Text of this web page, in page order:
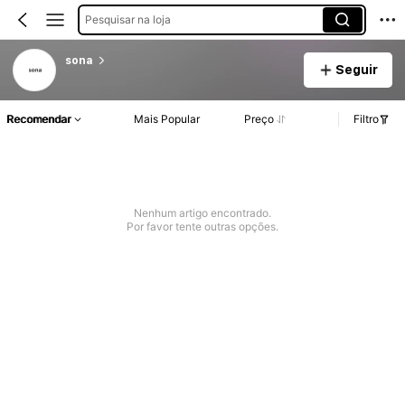
Pesquisar na loja
sona
Seguir
Recomendar Mais Popular Preço Filtro
Nenhum artigo encontrado.
Por favor tente outras opções.